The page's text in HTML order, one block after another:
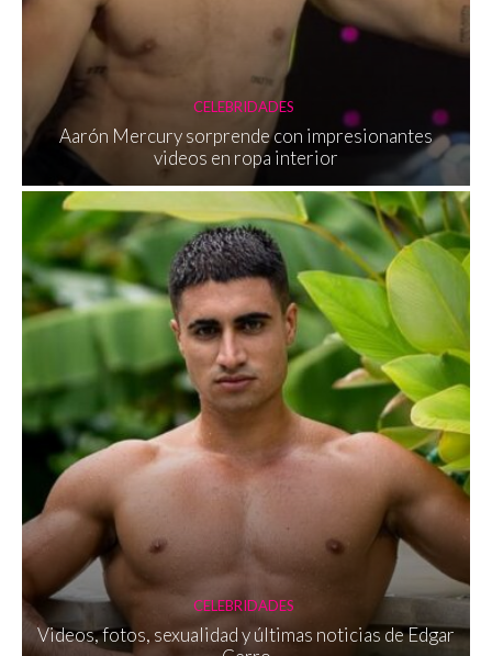
CELEBRIDADES
Aarón Mercury sorprende con impresionantes
videos en ropa interior
CELEBRIDADES
Videos, fotos, sexualidad y últimas noticias de Edgar